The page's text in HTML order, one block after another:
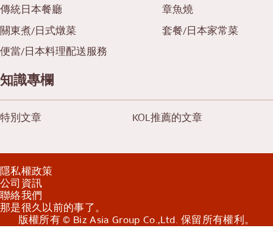
傳統日本餐廳
章魚燒
關東煮/日式燉菜
套餐/日本家常菜
便當/日本料理配送服務
知識專欄
特別文章 KOL推薦的文章
隱私權政策
公司資訊
聯絡我們
那是很久以前的事了。
版權所有 © Biz Asia Group Co.,Ltd. 保留所有權利。